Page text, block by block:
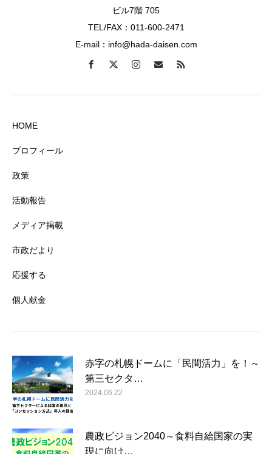
ビル7階 705
TEL/FAX：011-600-2471
E-mail：info@hada-daisen.com
HOME
プロフィール
政策
活動報告
メディア掲載
市政だより
応援する
個人献金
赤字の札幌ドームに「民間活力」を！～
第三セクタ…
2024.06.22
農政ビジョン2040～食料自給国家の実
現に向け…